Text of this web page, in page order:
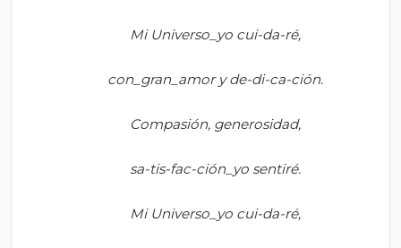
Mi Universo_yocui-da-ré,
con_gran_amory de-di-ca-ción.
Compasión, generosidad,
sa-tis-fac-ción_yosentiré.
Mi Universo_yocui-da-ré,